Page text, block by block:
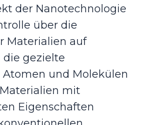
der Nanotechnologie
über die
Materialien auf
die gezielte
und Molekülen
mit
Eigenschaften